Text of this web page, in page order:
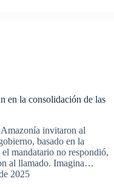
en la consolidación de las
invitaron al
basado en la
mandatario no respondió,
al llamado. Imagina…
2025